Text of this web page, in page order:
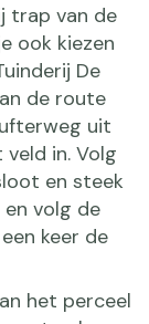
trap van de
ook kiezen
De
de route
uit
in. Volg
en steek
volg de
keer de
het perceel